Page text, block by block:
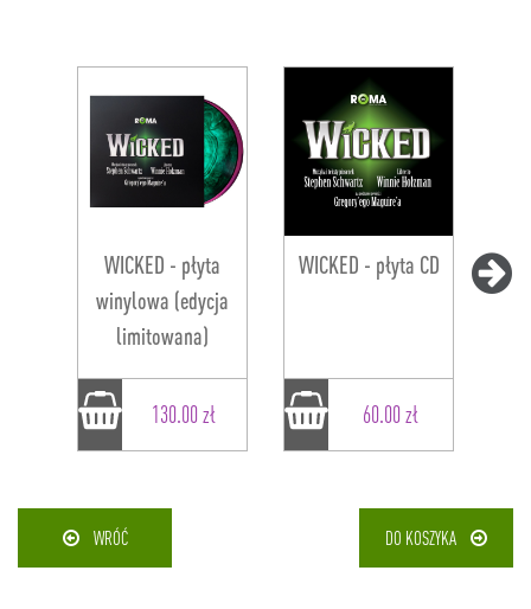
WICKED - płyta
winylowa (edycja
limitowana)
130.00 zł
WICKED - płyta CD
60.00 zł
WRÓĆ DO KOSZYKA